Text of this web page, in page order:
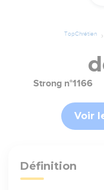
TopChrétien
Strong n°1166
Voir
Définition